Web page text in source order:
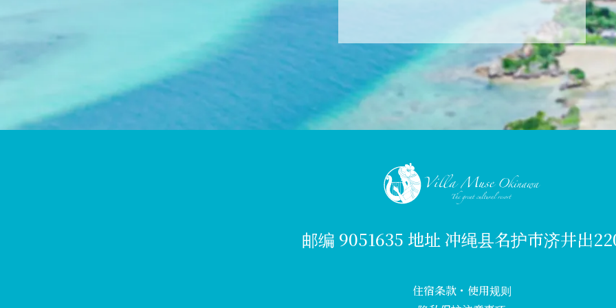
邮编 9051635 地址 冲绳县名护市济井出
住宿条款・使用规则